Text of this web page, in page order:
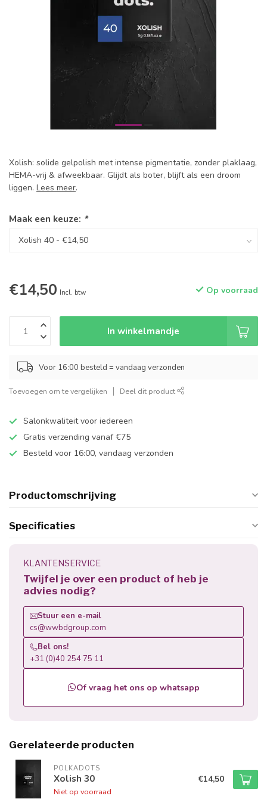
Xolish: solide gelpolish met intense pigmentatie, zonder plaklaag,
HEMA-vrij & afweekbaar. Glijdt als boter, blijft als een droom
liggen. Lees meer.
Maak een keuze: *
€14,50 Incl. btw Op voorraad
In winkelmandje
Voor 16:00 besteld = vandaag verzonden
Toevoegen om te vergelijken Deel dit product
Salonkwaliteit voor iedereen
Gratis verzending vanaf €75
Besteld voor 16:00, vandaag verzonden
Productomschrijving
Specificaties
KLANTENSERVICE
Twijfel je over een product of heb je
advies nodig?
Stuur een e-mail
cs@wwbdgroup.com
Bel ons!
+31 (0)40 254 75 11
Of vraag het ons op whatsapp
Gerelateerde producten
POLKADOTS
Xolish 30
Niet op voorraad
€14,50